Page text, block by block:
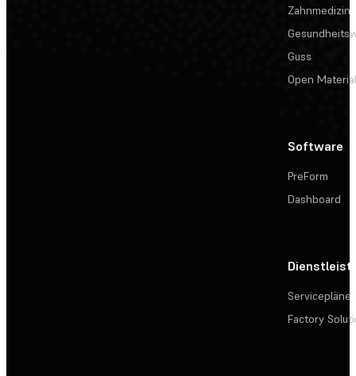
Zahnmedizin
Guss
Open
Software
PreForm
Dashboard
Servicepläne
Factory